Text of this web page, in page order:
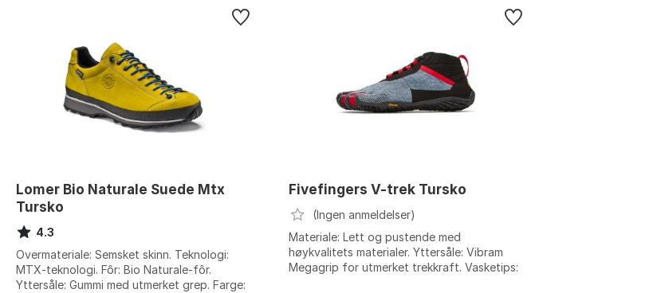
Lomer Bio Naturale Suede Mtx
Tursko
4.3
Overmateriale: Semsket skinn. Teknologi:
MTX-teknologi. Fôr: Bio Naturale-fôr.
Yttersåle: Gummi med utmerket grep. Farge:
Fivefingers V-trek Tursko
(Ingen anmeldelser)
Materiale: Lett og pustende med
høykvalitets materialer. Yttersåle: Vibram
Megagrip for utmerket trekkraft. Vasketips: